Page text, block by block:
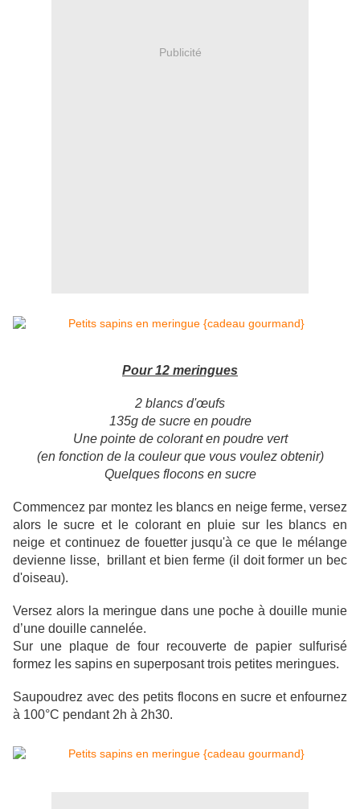
Publicité
Pour 12 meringues
2 blancs d'œufs
135g de sucre en poudre
Une pointe de colorant en poudre vert
(en fonction de la couleur que vous voulez obtenir)
Quelques flocons en sucre
Commencez par montez les blancs en neige ferme, versez
alors le sucre et le colorant en pluie sur les blancs en
neige et continuez de fouetter jusqu'à ce que le mélange
devienne lisse, brillant et bien ferme (il doit former un bec
d'oiseau).
Versez alors la meringue dans une poche à douille munie
d’une douille cannelée.
Sur une plaque de four recouverte de papier sulfurisé
formez les sapins en superposant trois petites meringues.
Saupoudrez avec des petits flocons en sucre et enfournez
à 100°C pendant 2h à 2h30.